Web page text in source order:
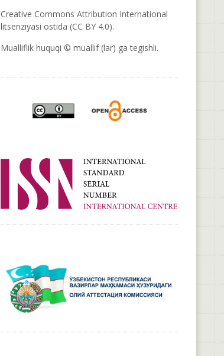
Creative Commons Attribution International
litsenziyasi ostida (CC BY 4.0).
Mualliflik huquqi © muallif (lar) ga tegishli.